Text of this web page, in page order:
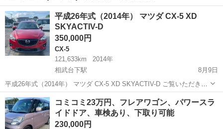
平成26年式（2014年） マツダ CX-5 XD
SKYACTIV-D
350,000円
CX-5
121,633km
2014年
相武台下駅
8月9日
平成26年式（2014年） マツダ CX-5 XD SKYACTIV-D ご覧いただきあ
りがとうございます。 人気のCX-5 XD クリーンディーゼルターボで
す。 エンジン・ミッションともに良好で、快適にお乗りいただけま...
神奈川 厚木市 相武台下駅
コミコミ23万円、フレアワゴン、パワースラ
イドドア、車検あり、下取り可能
230,000円